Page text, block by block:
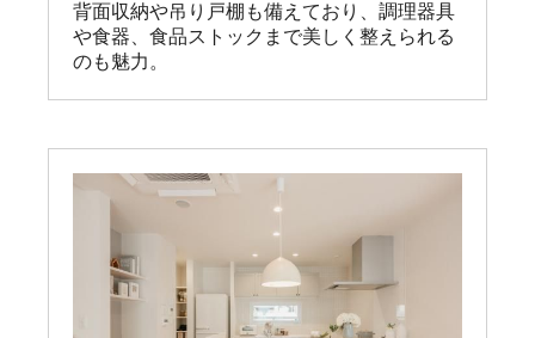
背面収納や吊り戸棚も備えており、調理器具
や食器、食品ストックまで美しく整えられる
のも魅力。